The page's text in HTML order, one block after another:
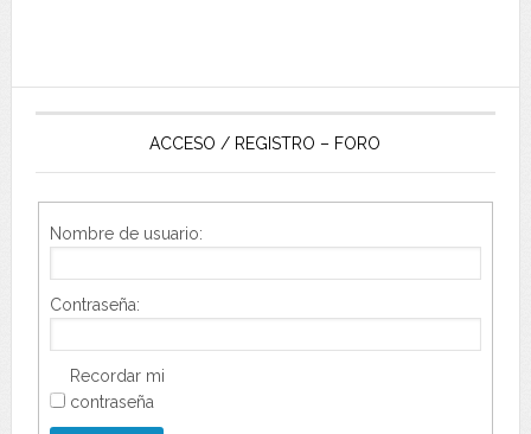
ACCESO / REGISTRO – FORO
Nombre de usuario:
Contraseña:
Recordar mi
contraseña